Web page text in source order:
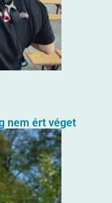
nem ért véget